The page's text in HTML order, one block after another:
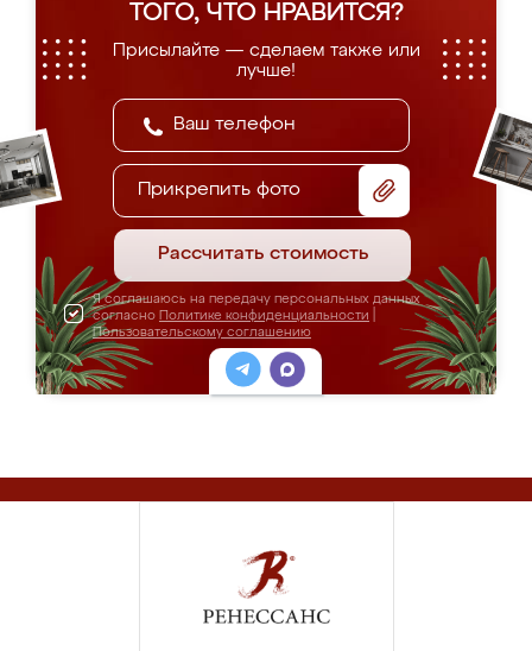
ТОГО, ЧТО НРАВИТСЯ?
Присылайте — сделаем также или
лучше!
Прикрепить фото
Рассчитать стоимость
Я соглашаюсь на передачу персональных данных
согласно Политике конфиденциальности
Пользовательскому соглашению